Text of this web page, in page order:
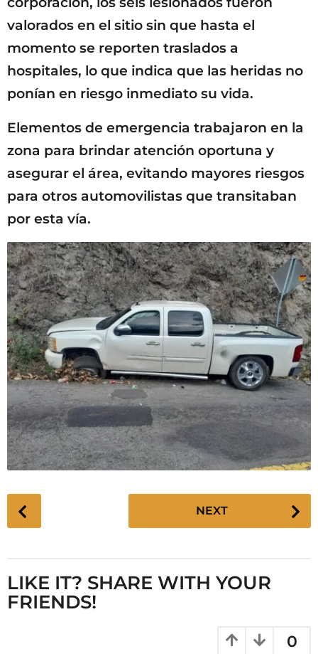
valorados en el sitio sin que hasta el
momento se reporten traslados a
hospitales, lo que indica que las heridas no
ponían en riesgo inmediato su vida.
Elementos de emergencia trabajaron en la
zona para brindar atención oportuna y
asegurar el área, evitando mayores riesgos
para otros automovilistas que transitaban
por esta vía.
P
o
P
a
NEXT
LIKE IT? SHARE WITH YOUR
FRIENDS!
0